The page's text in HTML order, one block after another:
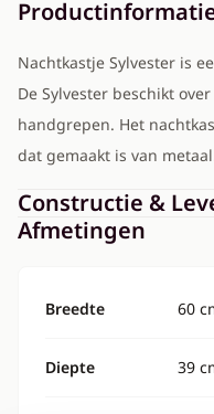
Nachtkastje Sylvester is
De Sylvester beschikt
handgrepen. Het
dat gemaakt is van
Constructie &
Afmetingen
Breedte 60
Diepte 39